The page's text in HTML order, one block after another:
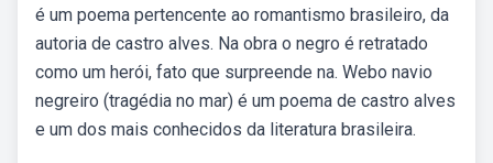
é um poema pertencente ao romantismo brasileiro, da
autoria de castro alves. Na obra o negro é retratado
como um herói, fato que surpreende na. Webo navio
negreiro (tragédia no mar) é um poema de castro alves
e um dos mais conhecidos da literatura brasileira.